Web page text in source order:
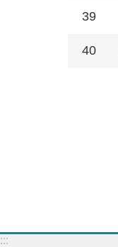
39
40
:::